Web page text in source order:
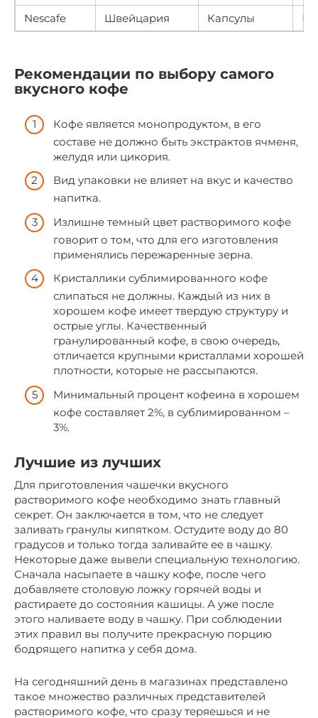
Nescafe
Швейцария Капсулы
Рекомендации по выбору самого
вкусного кофе
Кофе является монопродуктом, в его
составе не должно быть экстрактов ячменя,
желудя или цикория.
Вид упаковки не влияет на вкус и качество
напитка.
Излишне темный цвет растворимого кофе
говорит о том, что для его изготовления
применялись пережаренные зерна.
Кристаллики сублимированного кофе
слипаться не должны. Каждый из них в
хорошем кофе имеет твердую структуру и
острые углы. Качественный
гранулированный кофе, в свою очередь,
отличается крупными кристаллами хорошей
плотности, которые не рассыпаются.
Минимальный процент кофеина в хорошем
кофе составляет 2%, в сублимированном –
3%.
Лучшие из лучших
Для приготовления чашечки вкусного
растворимого кофе необходимо знать главный
секрет. Он заключается в том, что не следует
заливать гранулы кипятком. Остудите воду до 80
градусов и только тогда заливайте ее в чашку.
Некоторые даже вывели специальную технологию.
Сначала насыпаете в чашку кофе, после чего
добавляете столовую ложку горячей воды и
растираете до состояния кашицы. А уже после
этого наливаете воду в чашку. При соблюдении
этих правил вы получите прекрасную порцию
бодрящего напитка у себя дома.
На сегодняшний день в магазинах представлено
такое множество различных представителей
растворимого кофе, что сразу теряешься и не